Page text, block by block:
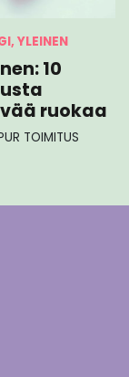
YLEINEN
10
ruokaa
TOIMITUS